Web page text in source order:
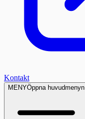
Kontakt
MENYÖppna huvudmenyn